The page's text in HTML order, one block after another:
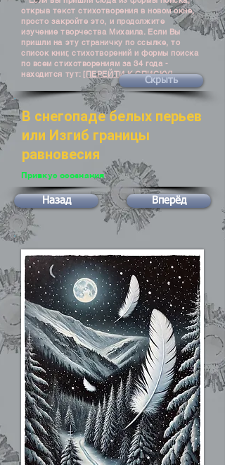
открыв текст стихотворения в новом окне,
просто закройте это, и продолжите
изучение творчества Михаила. Если Вы
пришли на эту страничку по ссылке, то
список книг, стихотворений и формы поиска
по всем стихотворениям за 34 года -
находится тут: [ПЕРЕЙТИ К СПИСКУ]
Скрыть
В снегопаде белых перьев
или Изгиб границы
равновесия
Привкус осознания
Назад Вперёд